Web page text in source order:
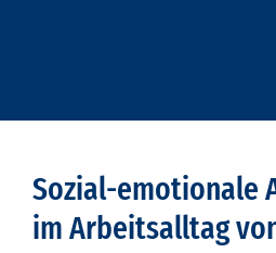
Sozial-emotionale
im Arbeitsalltag